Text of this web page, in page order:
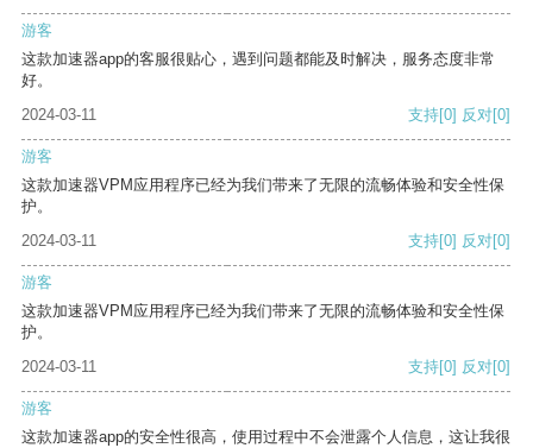
游客
这款加速器app的客服很贴心，遇到问题都能及时解决，服务态度非常
好。
2024-03-11
支持[0] 反对[0]
游客
这款加速器VPM应用程序已经为我们带来了无限的流畅体验和安全性保
护。
2024-03-11
支持[0] 反对[0]
游客
这款加速器VPM应用程序已经为我们带来了无限的流畅体验和安全性保
护。
2024-03-11
支持[0] 反对[0]
游客
这款加速器app的安全性很高，使用过程中不会泄露个人信息，这让我很